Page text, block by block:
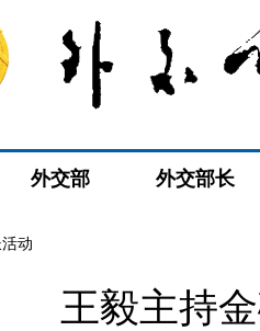
外交部 外交部长
动
王毅主持